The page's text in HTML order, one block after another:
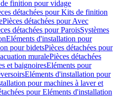
finition pour vidage
détachées pour Kits de finition
Pièces détachées pour Avec
détachées pour ParoisSystèmes
Eléments d'installation pour
pour bidetsPièces détachées pour
muralePièces détachées
et baignoiresEléments pour
Eléments d'installation pour
pour machines à laver et
pour Eléments d'installation